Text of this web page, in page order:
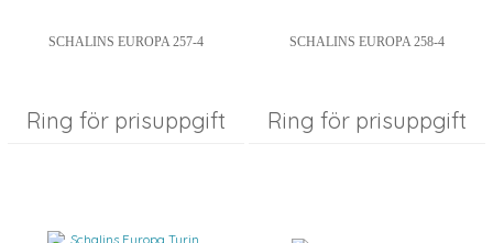
SCHALINS EUROPA 257-4
Ring för prisuppgift
SCHALINS EUROPA 258-4
Ring för prisuppgift